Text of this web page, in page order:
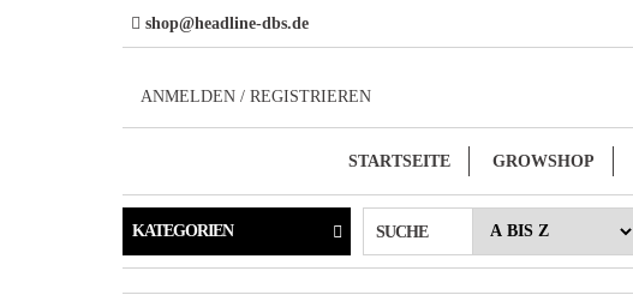
shop@headline-dbs.de
ANMELDEN / REGISTRIEREN
STARTSEITE GROWSHOP
KATEGORIEN SUCHE